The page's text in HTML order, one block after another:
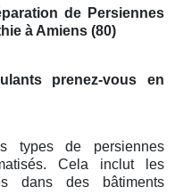
de Persiennes
à Amiens (80)
prenez-vous en
types de persiennes
Cela inclut les
dans des bâtiments